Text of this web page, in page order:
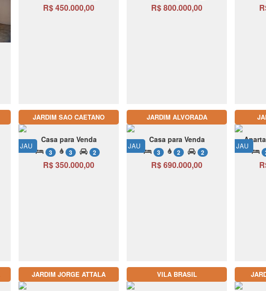
R$ 450.000,00 R$ 800.000,00
JARDIM SAO CAETANO
JAU
Casa para Venda
3 3 2
R$ 350.000,00
JARDIM ALVORADA
JAU
Casa para Venda
3 2 2
R$ 690.000,00
JAU
JARDIM JORGE ATTALA VILA BRASIL